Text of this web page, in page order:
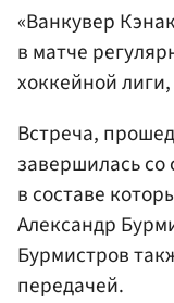
«Ванкувер
в матче
хоккейной
Встреча,
завершилась со
в составе
Александр
Бурмистров
передачей.